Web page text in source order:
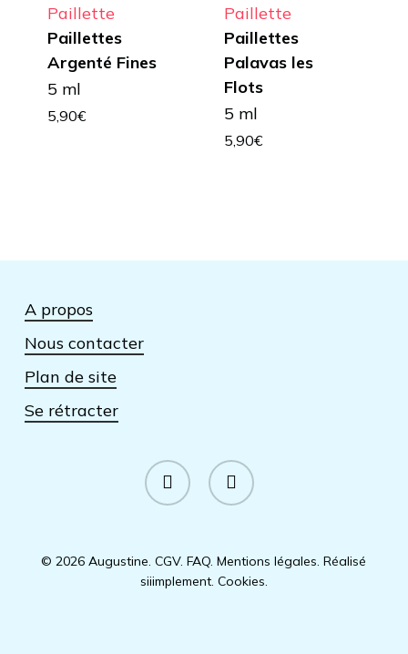
Paillette
Paillettes
Argenté Fines
5 ml
5,90€
Paillette
Paillettes
Palavas les
Flots
5 ml
5,90€
A propos
Nous contacter
Plan de site
Se rétracter
facebook instagram
© 2026 Augustine.CGV.FAQ.Mentions légales.Réalisé
siiimplement. Cookies.